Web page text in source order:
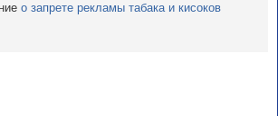
о запрете рекламы табака и кисоков